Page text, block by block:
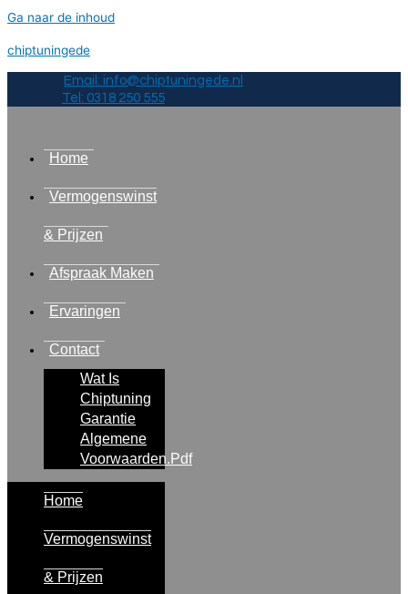
Ga naar de inhoud
chiptuningede
Email: info@chiptuningede.nl
Tel: 0318 250 555
Home
Vermogenswinst
& Prijzen
Afspraak Maken
Ervaringen
Contact
Wat Is
Chiptuning
Garantie
Algemene
Voorwaarden.pdf
Home
Vermogenswinst
& Prijzen